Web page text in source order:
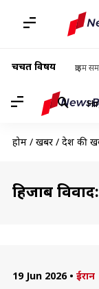
चर्चित विषय क्राइम
होम / खबरें / देश की
हिजाब
19 Jun 2026 • ईरान